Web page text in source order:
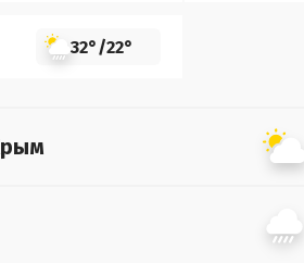
32°/22°